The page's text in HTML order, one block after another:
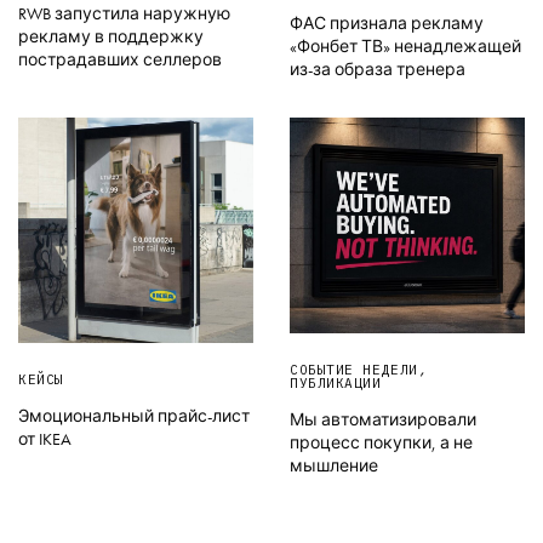
RWB запустила наружную
рекламу в поддержку
пострадавших селлеров
ФАС признала рекламу
«Фонбет ТВ» ненадлежащей
из-за образа тренера
КЕЙСЫ
Эмоциональный прайс-лист
от IKEA
СОБЫТИЕ НЕДЕЛИ ,
ПУБЛИКАЦИИ
Мы автоматизировали
процесс покупки, а не
мышление